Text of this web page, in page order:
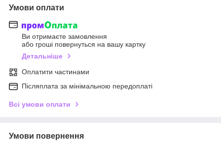
Умови оплати
Ви отримаєте замовлення
або гроші повернуться на вашу картку
Детальніше
Оплатити частинами
Післяплата за мінімальною передоплаті
Всі умови оплати
Умови повернення